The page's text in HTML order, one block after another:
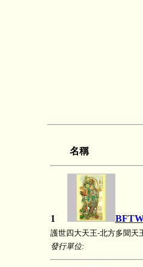
名稱
1
護世四大天王-北方多聞天
發行單位: